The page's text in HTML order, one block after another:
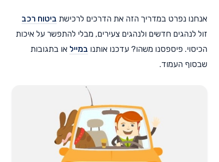
אנחנו נפרט במדריך הזה את הדרכים לרכישת ביטוח רכב
זול לנהגים חדשים ולנהגים צעירים, מבלי להתפשר על איכות
הכיסוי. פיספסנו משהו? עדכנו אותנו במייל או בתגובות
שבסוף העמוד.